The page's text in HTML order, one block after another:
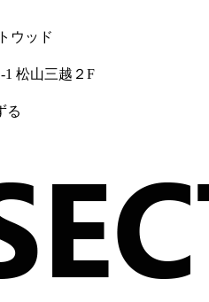
ウッド
1 松山三越２F
る